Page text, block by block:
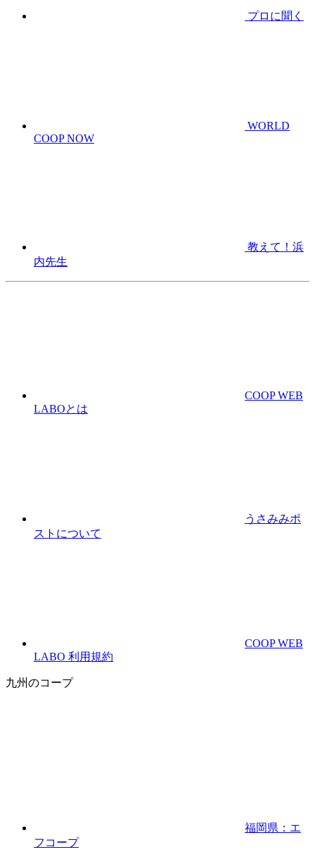
プロに聞く
WORLD
COOP NOW
教えて！浜
内先生
COOP WEB
LABOとは
うさみみポ
ストについて
COOP WEB
LABO 利用規約
九州のコープ
福岡県：エ
フコープ